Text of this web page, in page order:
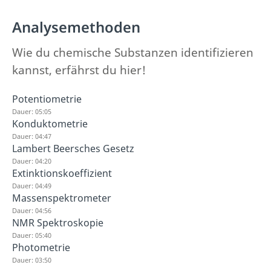
Analysemethoden
Wie du chemische Substanzen identifizieren
kannst, erfährst du hier!
Potentiometrie
Dauer: 05:05
Konduktometrie
Dauer: 04:47
Lambert Beersches Gesetz
Dauer: 04:20
Extinktionskoeffizient
Dauer: 04:49
Massenspektrometer
Dauer: 04:56
NMR Spektroskopie
Dauer: 05:40
Photometrie
Dauer: 03:50